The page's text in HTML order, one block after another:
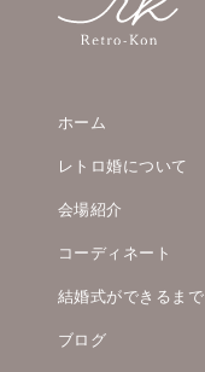
ホーム
レトロ婚について
会場紹介
コーディネート
結婚式ができるまで
ブログ